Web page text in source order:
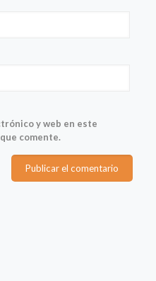
y web en este
comente.